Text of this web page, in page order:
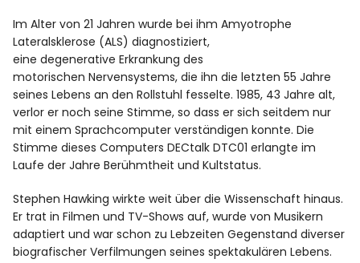
Im Alter von 21 Jahren wurde bei ihm Amyotrophe
Lateralsklerose (ALS) diagnostiziert,
eine degenerative Erkrankung des
motorischen Nervensystems, die ihn die letzten 55 Jahre
seines Lebens an den Rollstuhl fesselte. 1985, 43 Jahre alt,
verlor er noch seine Stimme, so dass er sich seitdem nur
mit einem Sprachcomputer verständigen konnte. Die
Stimme dieses Computers DECtalk DTC01 erlangte im
Laufe der Jahre Berühmtheit und Kultstatus.
Stephen Hawking wirkte weit über die Wissenschaft hinaus.
Er trat in Filmen und TV-Shows auf, wurde von Musikern
adaptiert und war schon zu Lebzeiten Gegenstand diverser
biografischer Verfilmungen seines spektakulären Lebens.